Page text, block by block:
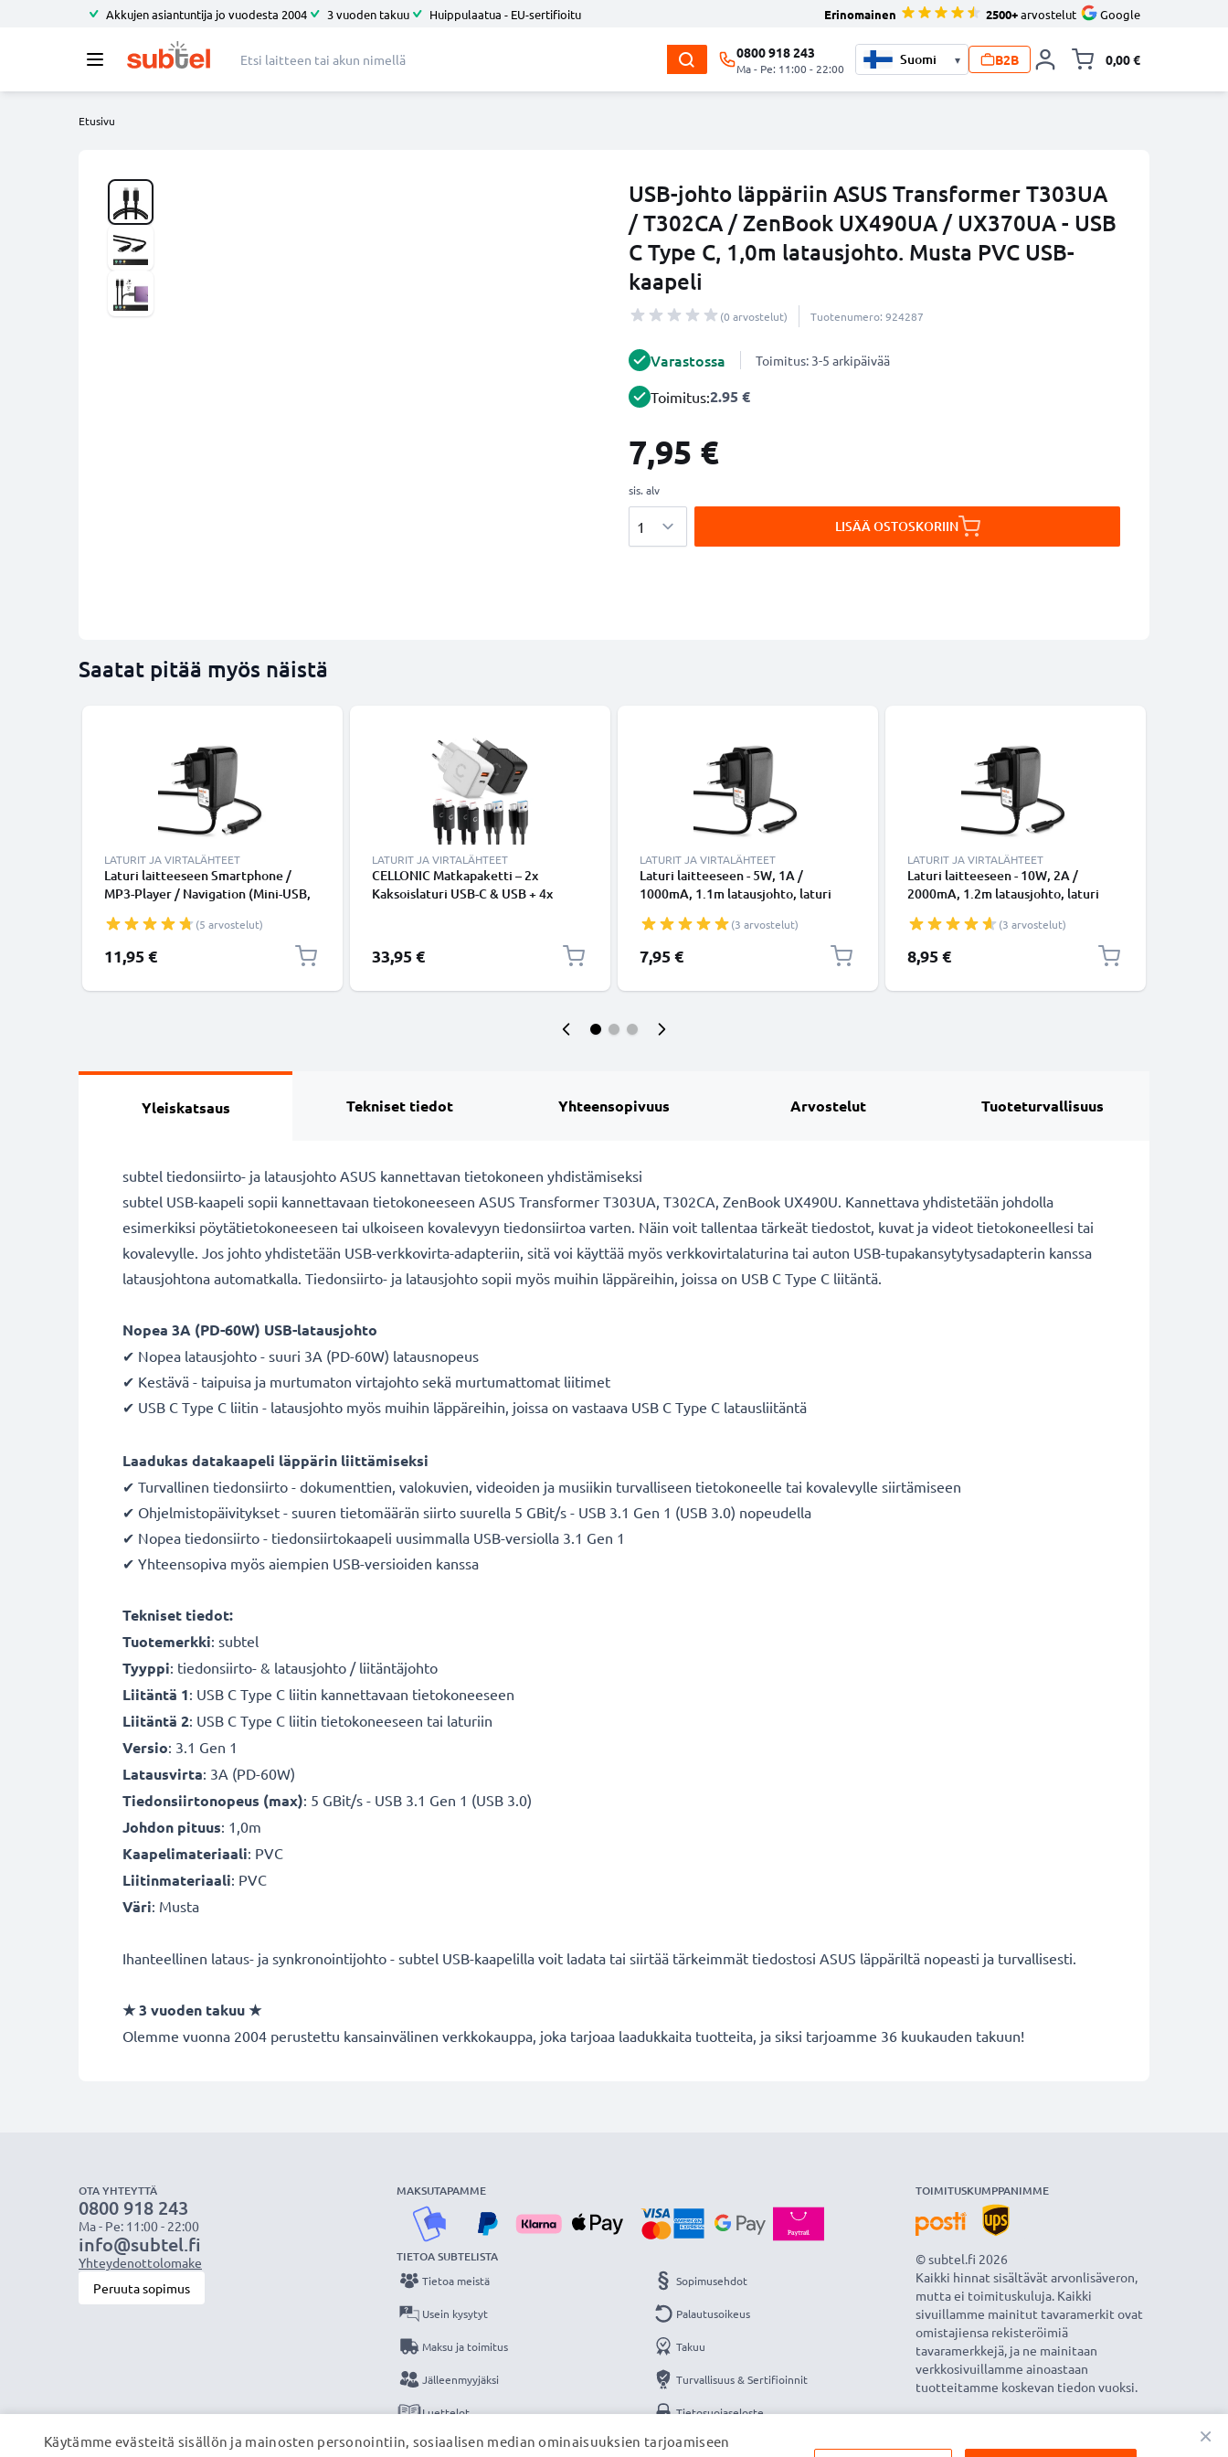
Akkujen asiantuntija jo vuodesta 2004 3 vuoden takuu Huippulaatua - EU-sertifioitu Erinomainen 2500+arvostelut Google
0800 918 243
Ma - Pe: 11:00 - 22:00
▾ B2B 0,00 €
Etusivu
USB-johto läppäriin ASUS Transformer T303UA
/ T302CA / ZenBook UX490UA / UX370UA - USB
C Type C, 1,0m latausjohto. Musta PVC USB-
kaapeli
(0 arvostelut) Tuotenumero: 924287
Varastossa Toimitus: 3-5 arkipäivää
Toimitus:2.95 €
7,95 €
sis. alv
LISÄÄ OSTOSKORIIN
Saatat pitää myös näistä
LATURIT JA VIRTALÄHTEET
Laturi laitteeseen Smartphone /
MP3-Player / Navigation (Mini-USB,
2000mA, 1,2m latausjohto, laturi
(5 arvostelut)
11,95 €
LATURIT JA VIRTALÄHTEET
CELLONIC Matkapaketti – 2x
Kaksoislaturi USB-C & USB + 4x
Tableteille, Kaiuttimille, Älykelloille
ym. – 2x 20W PD USB-pikalaturia
33,95 €
LATURIT JA VIRTALÄHTEET
Laturi laitteeseen - 5W, 1A /
1000mA, 1.1m latausjohto, laturi
(3 arvostelut)
7,95 €
LATURIT JA VIRTALÄHTEET
Laturi laitteeseen - 10W, 2A /
2000mA, 1.2m latausjohto, laturi
(3 arvostelut)
8,95 €
Yleiskatsaus Tekniset tiedot Yhteensopivuus Arvostelut Tuoteturvallisuus
subtel tiedonsiirto- ja latausjohto ASUS kannettavan tietokoneen yhdistämiseksi
subtel USB-kaapeli sopii kannettavaan tietokoneeseen ASUS Transformer T303UA, T302CA, ZenBook UX490U. Kannettava yhdistetään johdolla
esimerkiksi pöytätietokoneeseen tai ulkoiseen kovalevyyn tiedonsiirtoa varten. Näin voit tallentaa tärkeät tiedostot, kuvat ja videot tietokoneellesi tai
kovalevylle. Jos johto yhdistetään USB-verkkovirta-adapteriin, sitä voi käyttää myös verkkovirtalaturina tai auton USB-tupakansytytysadapterin kanssa
latausjohtona automatkalla. Tiedonsiirto- ja latausjohto sopii myös muihin läppäreihin, joissa on USB C Type C liitäntä.
Nopea 3A (PD-60W) USB-latausjohto
✔ Nopea latausjohto - suuri 3A (PD-60W) latausnopeus
✔ Kestävä - taipuisa ja murtumaton virtajohto sekä murtumattomat liitimet
✔ USB C Type C liitin - latausjohto myös muihin läppäreihin, joissa on vastaava USB C Type C latausliitäntä
Laadukas datakaapeli läppärin liittämiseksi
✔ Turvallinen tiedonsiirto - dokumenttien, valokuvien, videoiden ja musiikin turvalliseen tietokoneelle tai kovalevylle siirtämiseen
✔ Ohjelmistopäivitykset - suuren tietomäärän siirto suurella 5 GBit/s - USB 3.1 Gen 1 (USB 3.0) nopeudella
✔ Nopea tiedonsiirto - tiedonsiirtokaapeli uusimmalla USB-versiolla 3.1 Gen 1
✔ Yhteensopiva myös aiempien USB-versioiden kanssa
Tekniset tiedot:
Tuotemerkki: subtel
Tyyppi: tiedonsiirto- & latausjohto / liitäntäjohto
Liitäntä 1: USB C Type C liitin kannettavaan tietokoneeseen
Liitäntä 2: USB C Type C liitin tietokoneeseen tai laturiin
Versio: 3.1 Gen 1
Latausvirta: 3A (PD-60W)
Tiedonsiirtonopeus (max): 5 GBit/s - USB 3.1 Gen 1 (USB 3.0)
Johdon pituus: 1,0m
Kaapelimateriaali: PVC
Liitinmateriaali: PVC
Väri: Musta
Ihanteellinen lataus- ja synkronointijohto - subtel USB-kaapelilla voit ladata tai siirtää tärkeimmät tiedostosi ASUS läppäriltä nopeasti ja turvallisesti.
★3 vuoden takuu★
Olemme vuonna 2004 perustettu kansainvälinen verkkokauppa, joka tarjoaa laadukkaita tuotteita, ja siksi tarjoamme 36 kuukauden takuun!
OTA YHTEYTTÄ
0800 918 243
Ma - Pe: 11:00 - 22:00
info@subtel.fi
Yhteydenottolomake
Peruuta sopimus
MAKSUTAPAMME
TIETOA SUBTELISTA
Tietoa meistä
Usein kysytyt
Maksu ja toimitus
Jälleenmyyjäksi
Luettelot
Yhteys
Sopimusehdot
Palautusoikeus
Takuu
Turvallisuus & Sertifioinnit
Tietosuojaseloste
Yritystiedot
TOIMITUSKUMPPANIMME
© subtel.fi 2026
Kaikki hinnat sisältävät arvonlisäveron,
mutta ei toimituskuluja. Kaikki
sivuillamme mainitut tavaramerkit ovat
omistajiensa rekisteröimiä
tavaramerkkejä, ja ne mainitaan
verkkosivuillamme ainoastaan
tuotteitamme koskevan tiedon vuoksi.
×
Käytämme evästeitä sisällön ja mainosten personointiin, sosiaalisen median ominaisuuksien tarjoamiseen